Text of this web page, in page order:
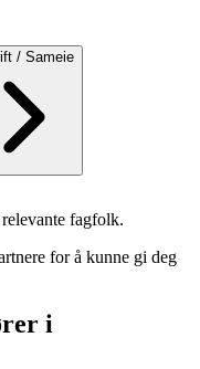
/ Sameie
fagfolk.
for å kunne gi deg
i